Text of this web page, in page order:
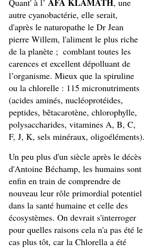
Quant' à l’
, une
autre cyanobactérie, elle serait,
d'après le naturopathe le Dr Jean
pierre Willem, l'aliment le plus riche
de la planète ;  comblant toutes les
carences et excellent dépolluant de
l’organisme. Mieux que la spiruline
ou la chlorelle : 115 micronutriments
(acides aminés, nucléoprotéides,
peptides, bêtacarotène, chlorophylle,
polysaccharides, vitamines A, B, C,
F, J, K, sels minéraux, oligoéléments).
Un peu plus d'un siècle après le décès
d'Antoine Béchamp, les humains sont
enfin en train de comprendre de
nouveau leur rôle primordial potentiel
dans la santé humaine et celle des
écosystèmes. On devrait s'interroger
pour quelles raisons cela n'a pas été le
cas plus tôt, car la Chlorella a été